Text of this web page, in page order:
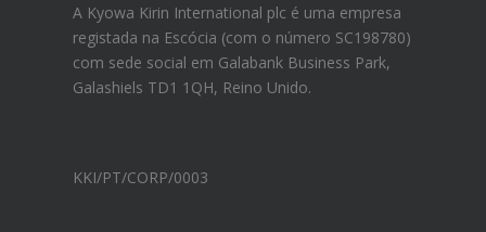
A Kyowa Kirin International plc é uma empresa
registada na Escócia (com o número SC198780)
com sede social em Galabank Business Park,
Galashiels TD1 1QH, Reino Unido.
KKI/PT/CORP/0003